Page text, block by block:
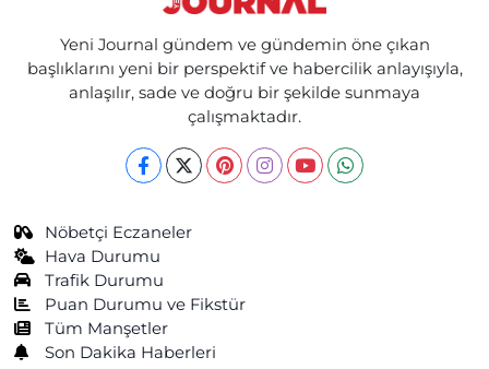
Yeni Journal gündem ve gündemin öne çıkan
başlıklarını yeni bir perspektif ve habercilik anlayışıyla,
anlaşılır, sade ve doğru bir şekilde sunmaya
çalışmaktadır.
Nöbetçi Eczaneler
Hava Durumu
Trafik Durumu
Puan Durumu ve Fikstür
Tüm Manşetler
Son Dakika Haberleri